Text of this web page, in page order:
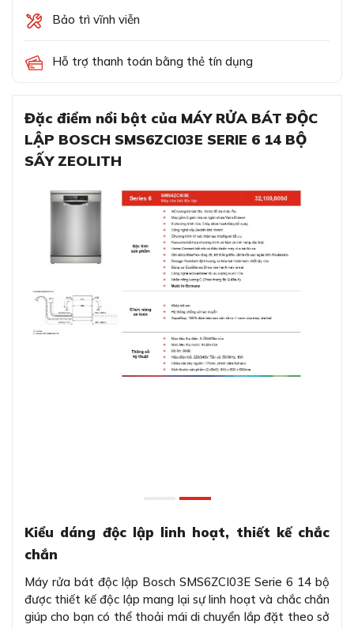
Bảo trì vĩnh viễn
Hỗ trợ thanh toán bằng thẻ tín dụng
Đặc điểm nổi bật của MÁY RỬA BÁT ĐỘC
LẬP BOSCH SMS6ZCI03E SERIE 6 14 BỘ
SẤY ZEOLITH
Kiểu dáng độc lập linh hoạt, thiết kế chắc
chắn
Máy rửa bát độc lập Bosch SMS6ZCI03E Serie 6 14 bộ
được thiết kế độc lập mang lại sự linh hoạt và chắc chắn
giúp cho bạn có thể thoải mái di chuyển lắp đặt theo sở